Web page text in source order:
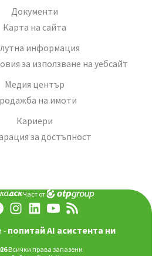
Документи
Карта на сайта
информация
за използване на уебсайт
Медия център
на имоти
Кариери
за достъпност
Част от:
- попитай AI асистента ни
Всички права запазени